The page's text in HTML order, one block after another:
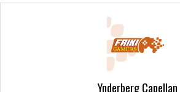
Ynderberg Capellan